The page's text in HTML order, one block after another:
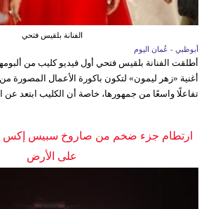
الفنانة بلقيس فتحي
أبوظبي - عُمان اليوم
أطلقت الفنانة بلقيس فتحي أول فيديو كليب من ألبومها
أغنية «زهر ليمون» لتكون باكورة الأعمال المصورة
تفاعلًا واسعًا من جمهورها، خاصة أن الكليب ابتعد
ارتطام جزء ضخم من صاروخ سبيس إكس
على الأرض